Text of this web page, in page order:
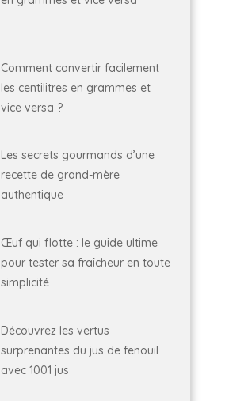
Comment convertir facilement
les centilitres en grammes et
vice versa ?
Les secrets gourmands d’une
recette de grand-mère
authentique
Œuf qui flotte : le guide ultime
pour tester sa fraîcheur en toute
simplicité
Découvrez les vertus
surprenantes du jus de fenouil
avec 1001 jus